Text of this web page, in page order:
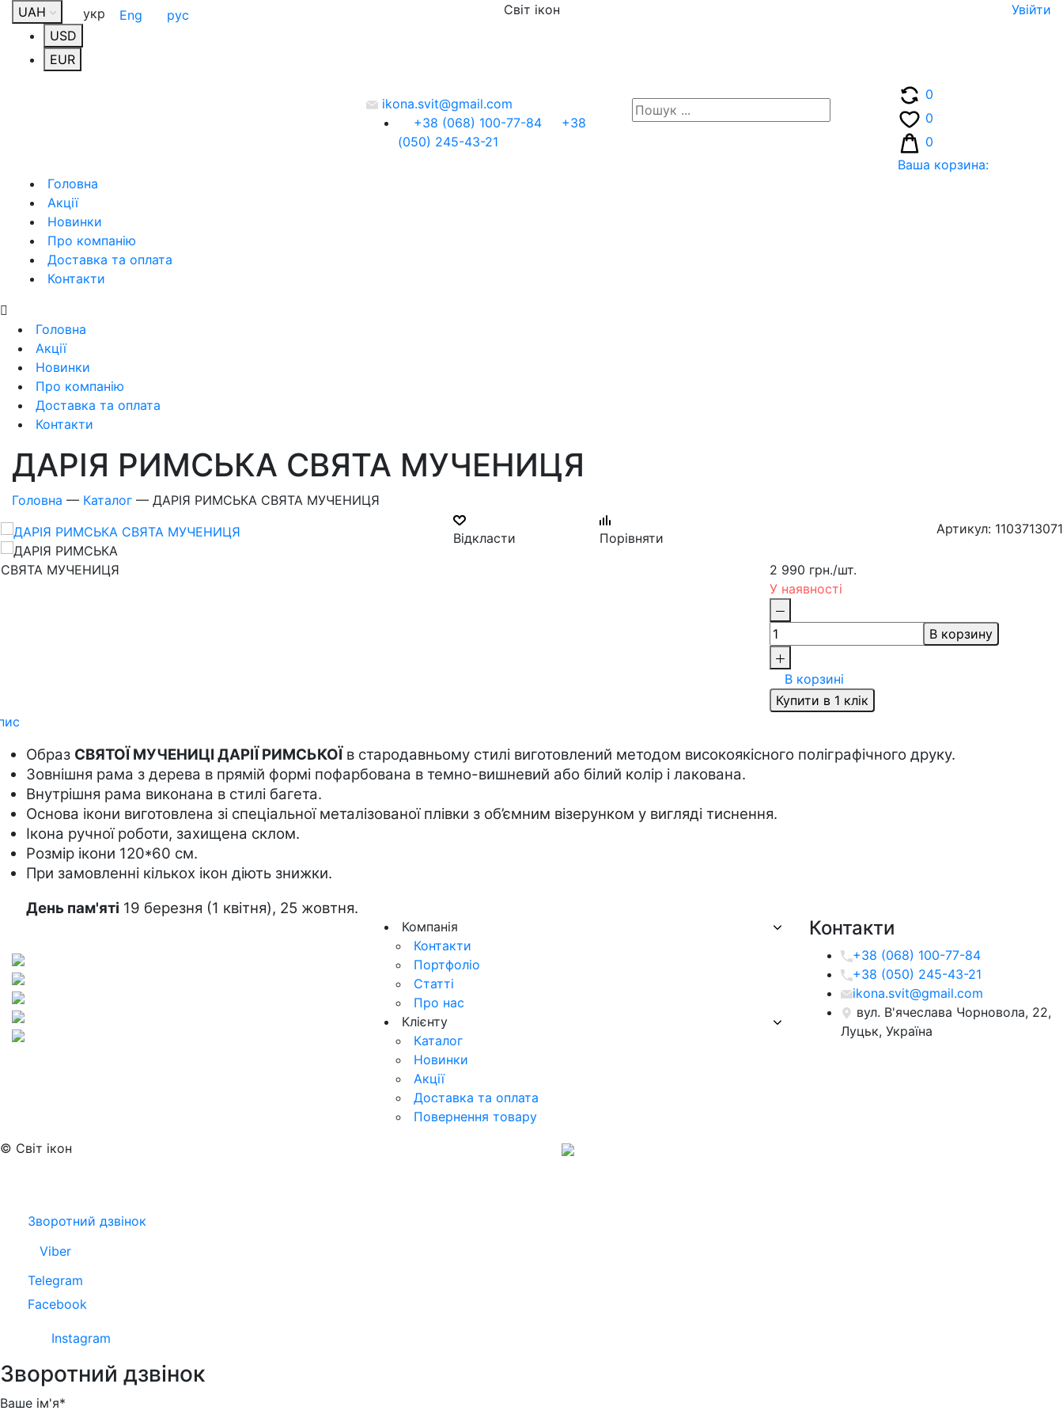
UAH
USD
EUR
укр Eng рус Світ ікон Увiйти
ikona.svit@gmail.com
+38 (068) 100-77-84
+38
(050) 245-43-21
0
0
0
Ваша корзина:
Головна
Акції
Новинки
Про компанію
Доставка та оплата
Контакти
Головна
Акції
Новинки
Про компанію
Доставка та оплата
Контакти
ДАРІЯ РИМСЬКА СВЯТА МУЧЕНИЦЯ
Головна — Каталог — ДАРІЯ РИМСЬКА СВЯТА МУЧЕНИЦЯ
Відкласти Порівняти
Артикул: 1103713071
2 990 грн./шт.
У наявності
В корзину
В корзині
Купити в 1 клік
Образ СВЯТОЇ МУЧЕНИЦІ ДАРІЇ РИМСЬКОЇ в стародавньому стилі виготовлений методом високоякісного поліграфічного друку.
Зовнішня рама з дерева в прямій формі пофарбована в темно-вишневий або білий колір і лакована.
Внутрішня рама виконана в стилі багета.
Основа ікони виготовлена зі спеціальної металізованої плівки з об’ємним візерунком у вигляді тиснення.
Ікона ручної роботи, захищена склом.
Розмір ікони 120*60 см.
При замовленні кількох ікон діють знижки.
День пам'яті 19 березня (1 квітня), 25 жовтня.
Компанія
Контакти
Портфоліо
Статті
Про нас
Клієнту
Каталог
Новинки
Акції
Доставка та оплата
Повернення товару
Контакти
+38 (068) 100-77-84
+38 (050) 245-43-21
ikona.svit@gmail.com
вул. В'ячеслава Чорновола, 22,
Луцьк, Україна
© Світ ікон
Зворотний дзвінок
Viber
Telegram
Facebook
Instagram
Зворотний дзвінок
Ваше ім'я*